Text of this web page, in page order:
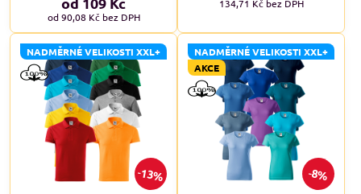
od 90,08 Kč bez DPH
134,71 Kč bez DPH
13%
NADMĚRNÉ VELIKOSTI XXL+
8%
NADMĚRNÉ VELIKOSTI XXL+
AKCE